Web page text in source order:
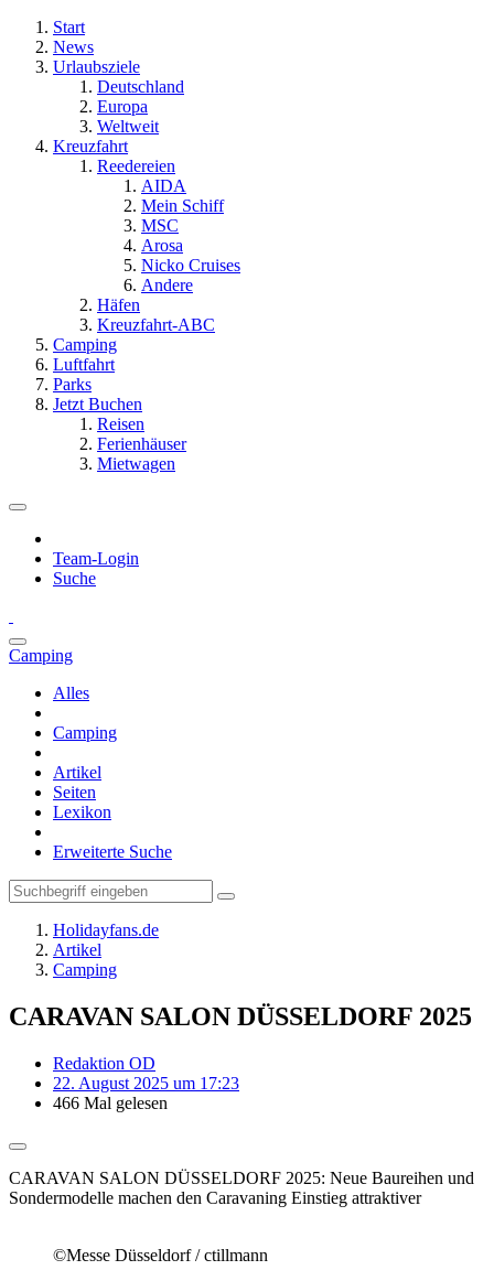
Start
News
Urlaubsziele
Deutschland
Europa
Weltweit
Kreuzfahrt
Reedereien
AIDA
Mein Schiff
MSC
Arosa
Nicko Cruises
Andere
Häfen
Kreuzfahrt-ABC
Camping
Luftfahrt
Parks
Jetzt Buchen
Reisen
Ferienhäuser
Mietwagen
Team-Login
Suche
Camping
Alles
Camping
Artikel
Seiten
Lexikon
Erweiterte Suche
Holidayfans.de
Artikel
Camping
CARAVAN SALON DÜSSELDORF 2025
Redaktion OD
22. August 2025 um 17:23
466 Mal gelesen
CARAVAN SALON DÜSSELDORF 2025: Neue Baureihen und
Sondermodelle machen den Caravaning Einstieg attraktiver
©Messe Düsseldorf / ctillmann